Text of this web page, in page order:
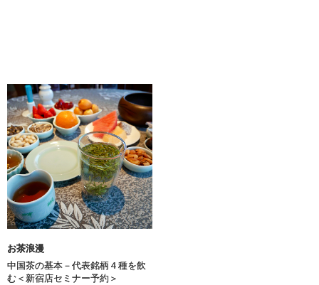
お茶浪漫
中国茶の基本－代表銘柄４種を飲
む＜新宿店セミナー予約＞